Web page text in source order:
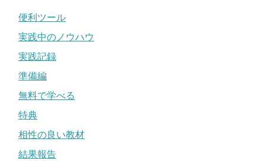
便利ツール
実践中のノウハウ
実践記録
準備編
無料で学べる
特典
相性の良い教材
結果報告